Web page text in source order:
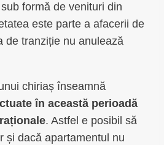
formă de venituri din
este parte a afacerii de
de tranziție nu anulează
chiriaș înseamnă
în această perioadă
. Astfel e posibil să
și dacă apartamentul nu